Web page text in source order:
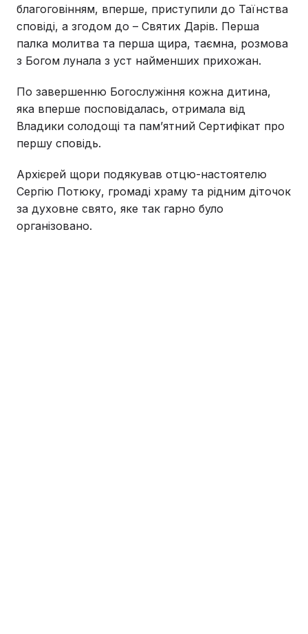
благоговінням, вперше, приступили до Таїнства
сповіді, а згодом до – Святих Дарів. Перша
палка молитва та перша щира, таємна, розмова
з Богом лунала з уст найменших прихожан.
По завершенню Богослужіння кожна дитина,
яка вперше посповідалась, отримала від
Владики солодощі та памʼятний Сертифікат про
першу сповідь.
Архієрей щори подякував отцю-настоятелю
Сергію Потюку, громаді храму та рідним діточок
за духовне свято, яке так гарно було
організовано.